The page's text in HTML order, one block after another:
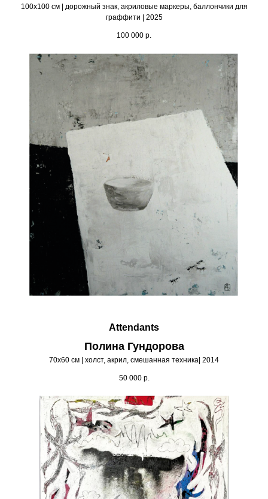
100х100 см | дорожный знак, акриловые маркеры, баллончики для
граффити | 2025
100 000 р.
Attendants
Полина Гундорова
70х60 см | холст, акрил, смешанная техника| 2014
50 000 р.